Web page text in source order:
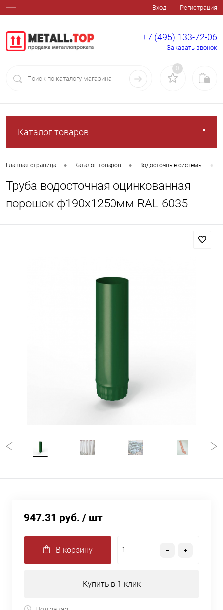
Вход Регистрация
+7 (495) 133-72-06
Заказать звонок
0
Каталог товаров
Главная страница • Каталог товаров • Водосточные системы •
Труба водосточная оцинкованная
порошок ф190х1250мм RAL 6035
947.31 руб. / шт
В корзину
Купить в 1 клик